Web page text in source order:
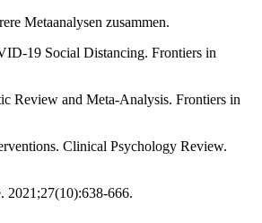
Metaanalysen zusammen.
19 Social Distancing. Frontiers in
Review and Meta-Analysis. Frontiers in
Clinical Psychology Review.
2021;27(10):638-666.